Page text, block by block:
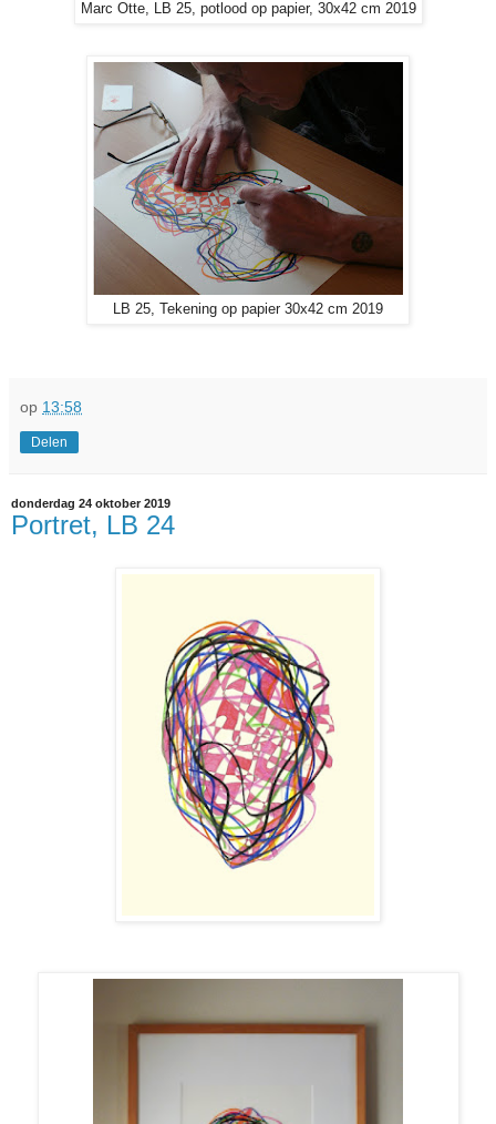
Marc Otte, LB 25, potlood op papier, 30x42 cm 2019
LB 25, Tekening op papier 30x42 cm 2019
op 13:58
Delen
donderdag 24 oktober 2019
Portret, LB 24